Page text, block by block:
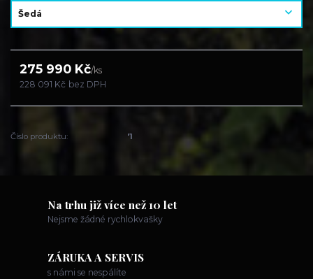
275 990 Kč/ks
228 091 Kč bez DPH
Číslo produktu: '1
Na trhu již více než 10 let
Nejsme žádné rychlokvašky
ZÁRUKA A SERVIS
s námi se nespálíte